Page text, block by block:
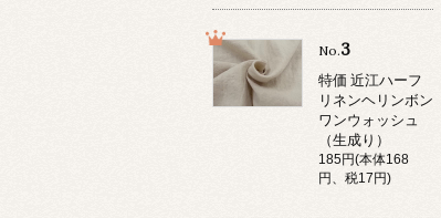
No.3
特価 近江ハーフ
リネンヘリンボン
ワンウォッシュ
（生成り）
185円(本体168
円、税17円)